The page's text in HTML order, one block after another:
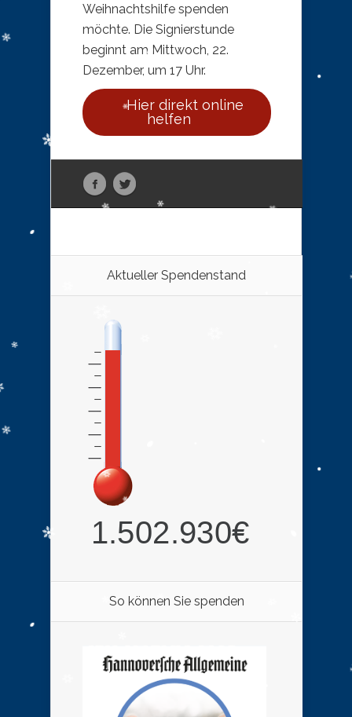
Weihnachtshilfe spenden
möchte. Die Signierstunde
beginnt am Mittwoch, 22.
Dezember, um 17 Uhr.
Hier direkt online
helfen
Aktueller Spendenstand
So können Sie spenden